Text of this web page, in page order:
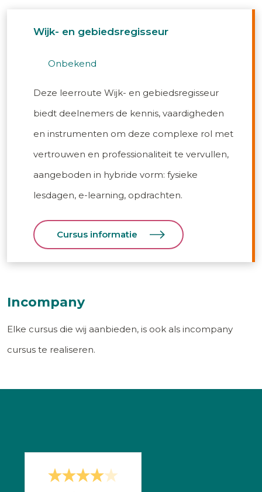
Wijk- en gebiedsregisseur
onbekend
Deze leerroute Wijk- en gebiedsregisseur
biedt deelnemers de kennis, vaardigheden
en instrumenten om deze complexe rol met
vertrouwen en professionaliteit te vervullen,
aangeboden in hybride vorm: fysieke
lesdagen, e-learning, opdrachten.
Cursus informatie
Incompany
Elke cursus die wij aanbieden, is ook als incompany
cursus te realiseren.